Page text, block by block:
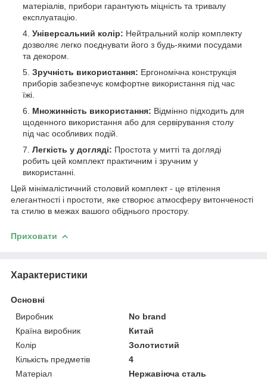
матеріалів, прибори гарантують міцність та тривалу
експлуатацію.
Універсальний колір: Нейтральний колір комплекту
дозволяє легко поєднувати його з будь-якими посудами
та декором.
Зручність використання: Ергономічна конструкція
приборів забезпечує комфортне використання під час
їжі.
Множинність використання: Відмінно підходить для
щоденного використання або для сервірування столу
під час особливих подій.
Легкість у догляді: Простота у митті та догляді
робить цей комплект практичним і зручним у
використанні.
Цей мінімалістичний столовий комплект - це втілення
елегантності і простоти, яке створює атмосферу витонченості
та стилю в межах вашого обіднього простору.
Приховати
Характеристики
Основні
Виробник
No brand
Країна виробник
Китай
Колір
Золотистий
Кількість предметів
4
Матеріал
Нержавіюча сталь